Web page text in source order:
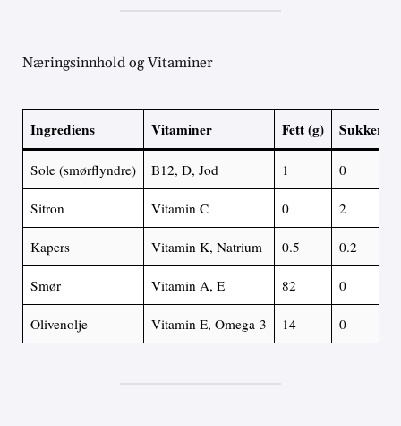
Næringsinnhold og Vitaminer
Ingrediens Vitaminer Fett (g) Sukker
Sole (smørflyndre) B12, D, Jod 1 0
Sitron Vitamin C 0 2
Kapers Vitamin K, Natrium 0.5 0.2
Smør Vitamin A, E 82 0
Olivenolje Vitamin E, Omega-3 14 0